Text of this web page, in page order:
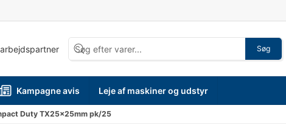
Søg
Kampagne avis Leje af maskiner og udstyr
Duty TX25×25mm pk/25